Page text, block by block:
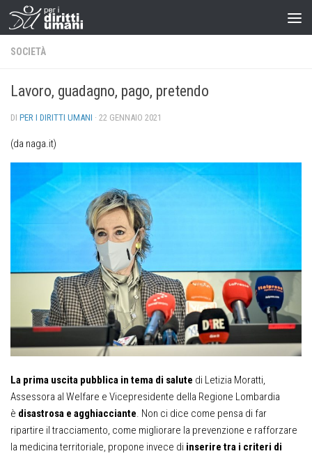
SOCIETÀ
Lavoro, guadagno, pago, pretendo
DI PER I DIRITTI UMANI · 22 GENNAIO 2021
(da naga.it)
La prima uscita pubblica in tema di salute di Letizia Moratti,
Assessora al Welfare e Vicepresidente della Regione Lombardia
è disastrosa e agghiacciante. Non ci dice come pensa di far
ripartire il tracciamento, come migliorare la prevenzione e rafforzare
la medicina territoriale, propone invece di inserire tra i criteri di